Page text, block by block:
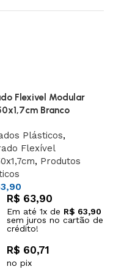
Flexivel Modular
Branco
Plásticos,
Flexível
, Produtos
R$ 63,90
Em até 1x de R$ 63,90
sem juros no cartão de
crédito!
R$ 60,71
no pix